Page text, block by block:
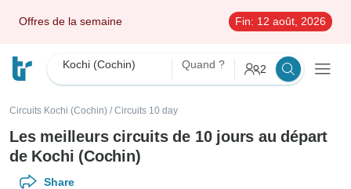
Offres de la semaine Fin: 12 août, 2026
Kochi (Cochin) Quand ? 2
Circuits Kochi (Cochin) / Circuits 10 day
Les meilleurs circuits de 10 jours au départ
de Kochi (Cochin)
Share